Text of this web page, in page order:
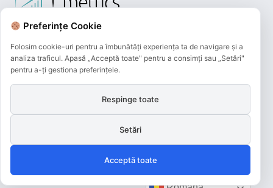
Plățile online efectuate pe acest site
și beneficiază de 3D-Secure.
Preferințe Cookie
Folosim cookie-uri pentru a îmbunătăți experiența ta de navigare și a
analiza traficul. Apasă „Acceptă toate" pentru a consimți sau „Setări"
pentru a-ți gestiona preferințele.
Respinge toate
Setări
Acceptă toate